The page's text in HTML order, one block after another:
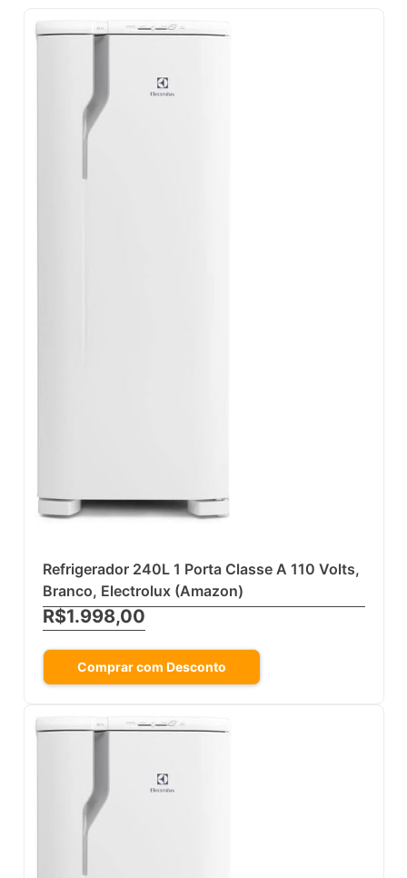
Refrigerador 240L 1 Porta Classe A 110 Volts,
Branco, Electrolux (Amazon)
R$1.998,00
Comprar com Desconto